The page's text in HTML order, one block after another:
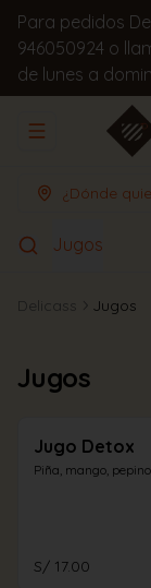
Para pedidos
946050924 o
de lunes a
Abrir menu de
¿Dónde
Jugos
Delicass Jugos
Jugos
Jugo Detox
Piña, mango,
S/ 17.00